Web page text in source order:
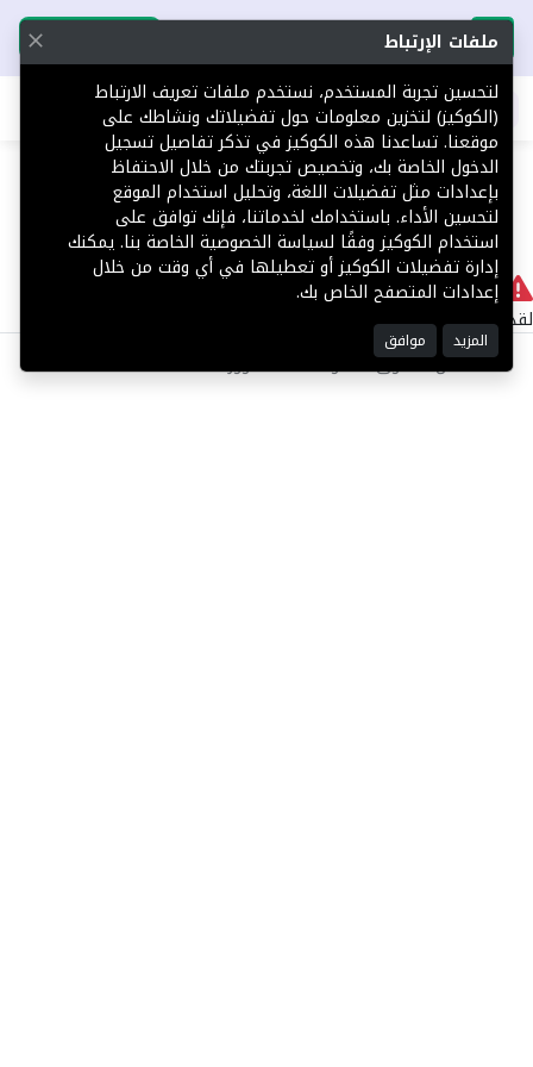
تحميل التطبيق تحميل التطبيق
اطلب عقارك
404 لا يوجد
لقد حدث خطأ داخلي أثناء معالجة طلبك.
©2025 كل الحقوق محفوظة منصة توور
ملفات الإرتباط
لتحسين تجربة المستخدم، نستخدم ملفات تعريف الارتباط
(الكوكيز) لتخزين معلومات حول تفضيلاتك ونشاطك على
موقعنا. تساعدنا هذه الكوكيز في تذكر تفاصيل تسجيل
الدخول الخاصة بك، وتخصيص تجربتك من خلال الاحتفاظ
بإعدادات مثل تفضيلات اللغة، وتحليل استخدام الموقع
لتحسين الأداء. باستخدامك لخدماتنا، فإنك توافق على
استخدام الكوكيز وفقًا لسياسة الخصوصية الخاصة بنا. يمكنك
إدارة تفضيلات الكوكيز أو تعطيلها في أي وقت من خلال
إعدادات المتصفح الخاص بك.
المزيد موافق